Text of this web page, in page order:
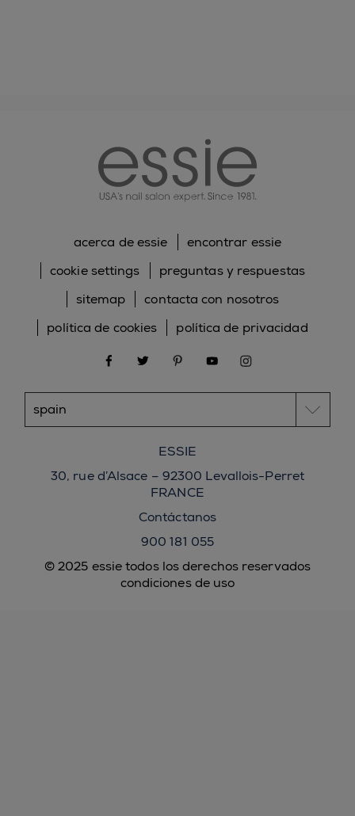
© 2025 essie todos los derechos reservados
condiciones de uso
acerca de essie
encontrar essie
cookie settings
preguntas y respuestas
sitemap
contacta con nosotros
política de cookies
política de privacidad
facebooktwitter pinterestyoutubeinstagram
ESSIE
30, rue d’Alsace – 92300 Levallois-Perret
FRANCE
Contáctanos
900 181 055